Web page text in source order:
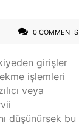
0 COMMENTS
girişler
işlemleri
veya
düşünürsek bu